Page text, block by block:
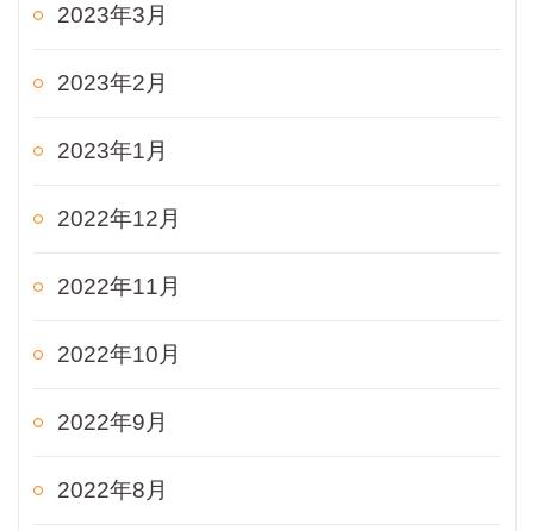
2023年3月
2023年2月
2023年1月
2022年12月
2022年11月
2022年10月
2022年9月
2022年8月